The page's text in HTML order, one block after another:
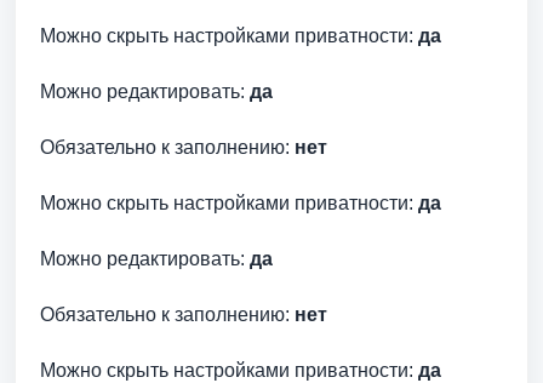
Можно скрыть настройками приватности: да
Можно редактировать: да
Обязательно к заполнению: нет
Можно скрыть настройками приватности: да
Можно редактировать: да
Обязательно к заполнению: нет
Можно скрыть настройками приватности: да